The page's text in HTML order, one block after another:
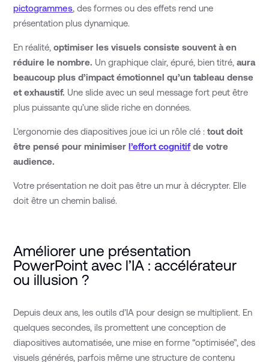
pictogrammes, des formes ou des effets rend une
présentation plus dynamique.
En réalité,optimiser les visuels consiste souvent à en
réduire le nombre. Un graphique clair, épuré, bien titré,aura
beaucoup plus d’impact émotionnel qu’un tableau dense
et exhaustif. Une slide avec un seul message fort peut être
plus puissante qu’une slide riche en données.
L’ergonomie des diapositives joue ici un rôle clé :tout doit
être pensé pour minimiserl’effort cognitifde votre
audience.
Votre présentation ne doit pas être un mur à décrypter. Elle
doit être un chemin balisé.
Améliorer une présentation
PowerPoint avec l’IA : accélérateur
ou illusion ?
Depuis deux ans, les outils d’IA pour design se multiplient. En
quelques secondes, ils promettent une conception de
diapositives automatisée, une mise en forme “optimisée”, des
visuels générés, parfois même une structure de contenu